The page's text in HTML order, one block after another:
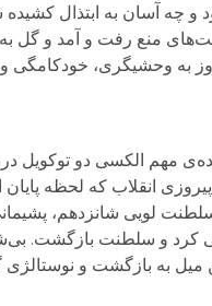
و چه آسان به ابتذال
منع رفت و آمد و گل به
نشستن و سختی زمستان را به جان خریدن، به همه شکلی بروز کرده بود.
این ایده‌ی مهم الکسی دو توکویل
لویی شانزدهم،
به بازگشت و نوستالژی